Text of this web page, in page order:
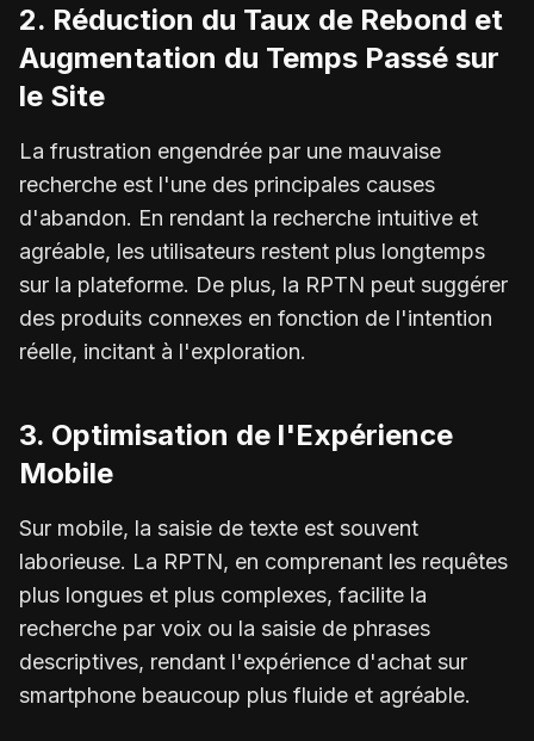
2. Réduction du Taux de Rebond et
Augmentation du Temps Passé sur
le Site
La frustration engendrée par une mauvaise
recherche est l'une des principales causes
d'abandon. En rendant la recherche intuitive et
agréable, les utilisateurs restent plus longtemps
sur la plateforme. De plus, la RPTN peut suggérer
des produits connexes en fonction de l'intention
réelle, incitant à l'exploration.
3. Optimisation de l'Expérience
Mobile
Sur mobile, la saisie de texte est souvent
laborieuse. La RPTN, en comprenant les requêtes
plus longues et plus complexes, facilite la
recherche par voix ou la saisie de phrases
descriptives, rendant l'expérience d'achat sur
smartphone beaucoup plus fluide et agréable.